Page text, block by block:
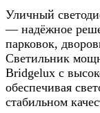
Уличный
— надёжное
парковок,
Светильник
Bridgelux с
обеспечивая
стабильном